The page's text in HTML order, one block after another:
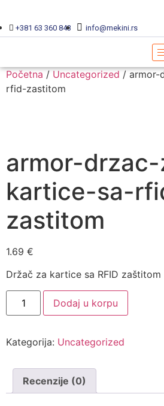
+381 63 360 843 info@mekini.rs
Početna / Uncategorized / armor-
rfid-zastitom
armor-
kartice-sa-
zastitom
1.69 €
Držač za kartice sa RFID zaštitom
Dodaj u korpu
Kategorija: Uncategorized
Recenzije (0)